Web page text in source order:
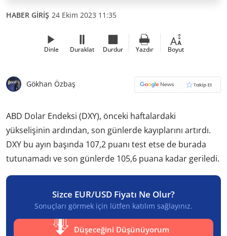
HABER GİRİŞ 24 Ekim 2023 11:35
Dinle Duraklat Durdur Yazdır Boyut
Gökhan Özbaş
ABD Dolar Endeksi (DXY), önceki haftalardaki
yükselişinin ardından, son günlerde kayıplarını artırdı.
DXY bu ayın başında 107,2 puanı test etse de burada
tutunamadı ve son günlerde 105,6 puana kadar geriledi.
Sizce EUR/USD Fiyatı Ne Olur?
Sonuçları görmek için lütfen katılım sağlayınız.
Düşeceğini Düşünüyorum